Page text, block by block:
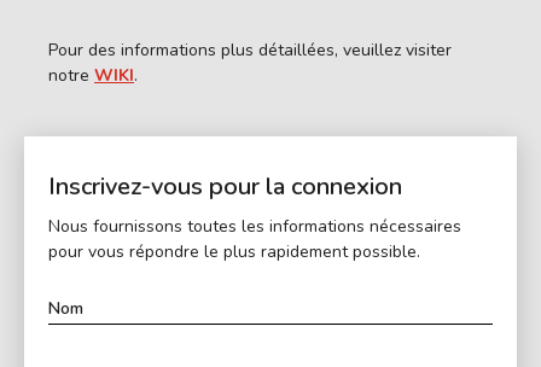
Pour des informations plus détaillées, veuillez visiter
notre WIKI.
Inscrivez-vous pour la connexion
Nous fournissons toutes les informations nécessaires
pour vous répondre le plus rapidement possible.